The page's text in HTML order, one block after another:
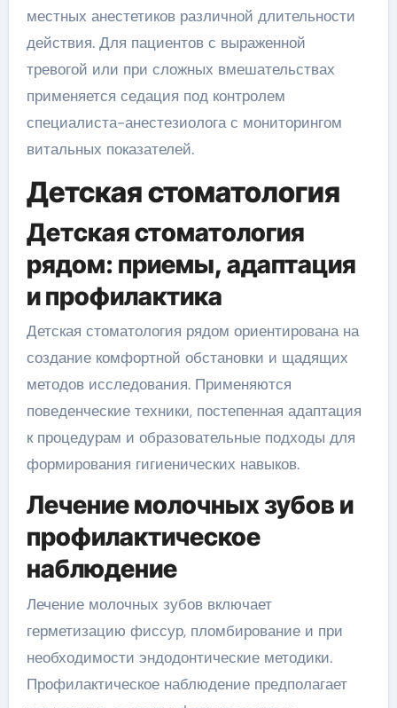
местных анестетиков различной длительности
действия. Для пациентов с выраженной
тревогой или при сложных вмешательствах
применяется седация под контролем
специалиста-анестезиолога с мониторингом
витальных показателей.
Детская стоматология
Детская стоматология
рядом: приемы, адаптация
и профилактика
Детская стоматология рядом ориентирована на
создание комфортной обстановки и щадящих
методов исследования. Применяются
поведенческие техники, постепенная адаптация
к процедурам и образовательные подходы для
формирования гигиенических навыков.
Лечение молочных зубов и
профилактическое
наблюдение
Лечение молочных зубов включает
герметизацию фиссур, пломбирование и при
необходимости эндодонтические методики.
Профилактическое наблюдение предполагает